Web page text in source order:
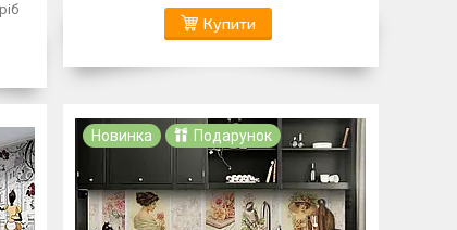
Купити
Новинка Подарунок